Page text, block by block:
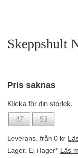
Skeppshult
Pris saknas
Klicka för din storlek.
47
53
Leverans. från 0 kr
Lager. Ej i lager* Läs